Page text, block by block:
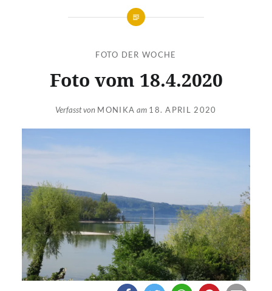
FOTO DER WOCHE
Foto vom 18.4.2020
Verfasst von MONIKA am 18. APRIL 2020